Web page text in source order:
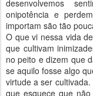
desenvolvemos
onipotência e
importam são tão
O que vi nessa vida
que cultivam
no peito e dizem que
se aquilo fosse algo
virtude a ser
que esquece que